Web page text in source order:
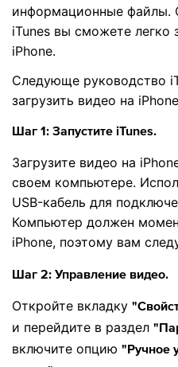
информационные файлы.
iTunes вы сможете легко
iPhone.
Следующе руководство
загрузить видео на
Шаг 1: Запустите iTunes.
Загрузите видео на
своем компьютере.
USB-кабель для
Компьютер должен
iPhone, поэтому вам
Шаг 2: Управление видео.
Откройте вкладку
и перейдите в раздел
включите опцию "Ручное